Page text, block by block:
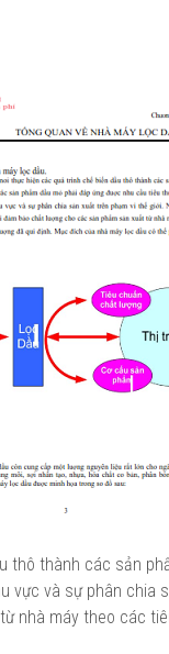
thô thành các sản
và sự phân chia
nhà máy theo các